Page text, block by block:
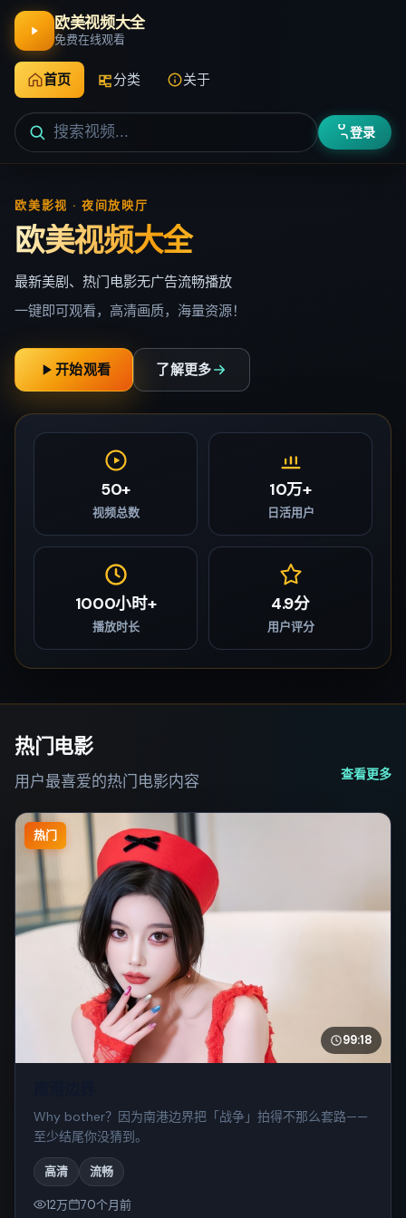
欧美视频大全
免费在线观看
首页 分类 关于
登录
欧美影视 · 夜间放映厅
欧美视频大全
最新美剧、热门电影无广告流畅播放
一键即可观看，高清画质，海量资源！
开始观看 了解更多
50+
视频总数
10万+
日活用户
1000小时+
播放时长
4.9分
用户评分
热门电影
用户最喜爱的热门电影内容 查看更多
热门
99:18
Why bother？因为南港边界把「战争」拍得不那么套路——
至少结尾你没猜到。
高清 流畅
12万 70个月前